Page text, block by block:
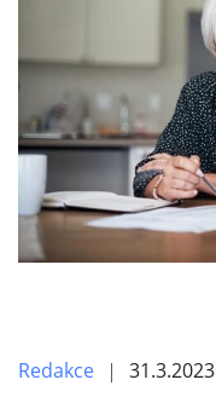
Redakce 31.3.2023